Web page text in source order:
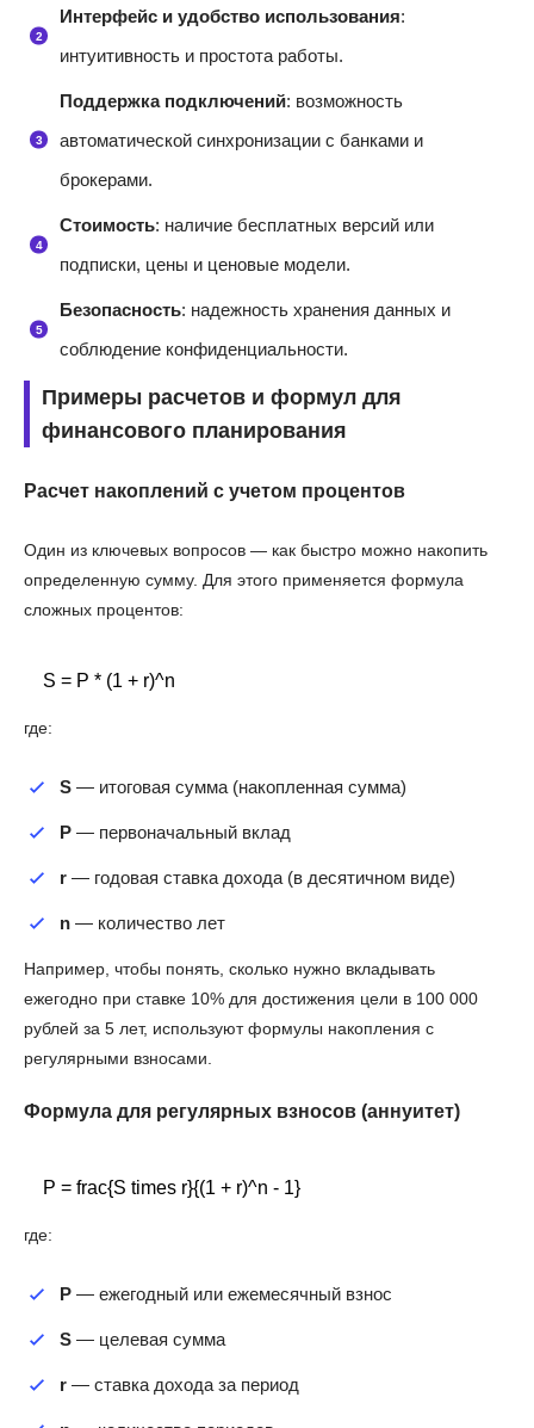
Интерфейс и удобство использования:
интуитивность и простота работы.
Поддержка подключений: возможность
автоматической синхронизации с банками и
брокерами.
Стоимость: наличие бесплатных версий или
подписки, цены и ценовые модели.
Безопасность: надежность хранения данных и
соблюдение конфиденциальности.
Примеры расчетов и формул для
финансового планирования
Расчет накоплений с учетом процентов
Один из ключевых вопросов — как быстро можно накопить
определенную сумму. Для этого применяется формула
сложных процентов:
    S = P * (1 + r)^n
где:
S — итоговая сумма (накопленная сумма)
P — первоначальный вклад
r — годовая ставка дохода (в десятичном виде)
n — количество лет
Например, чтобы понять, сколько нужно вкладывать
ежегодно при ставке 10% для достижения цели в 100 000
рублей за 5 лет, используют формулы накопления с
регулярными взносами.
Формула для регулярных взносов (аннуитет)
    P = frac{S times r}{(1 + r)^n - 1}
где:
P — ежегодный или ежемесячный взнос
S — целевая сумма
r — ставка дохода за период